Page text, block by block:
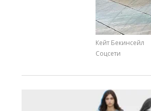
Кейт Бекинсейл
Соцсети